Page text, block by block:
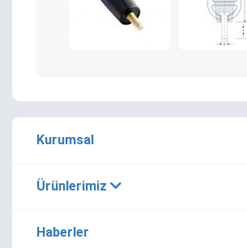
Kurumsal
Ürünlerimiz
Haberler